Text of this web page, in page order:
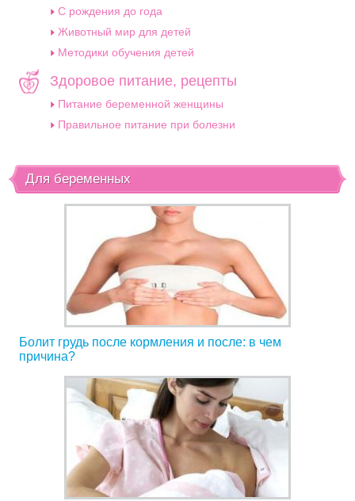
C рождения до года
Животный мир для детей
Методики обучения детей
Здоровое питание, рецепты
Питание беременной женщины
Правильное питание при болезни
Для беременных
Болит грудь после кормления и после: в чем
причина?